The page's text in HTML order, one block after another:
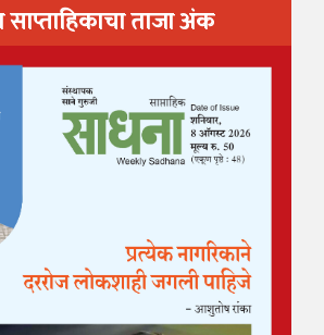
साप्ताहिकाचा ताजा अंक